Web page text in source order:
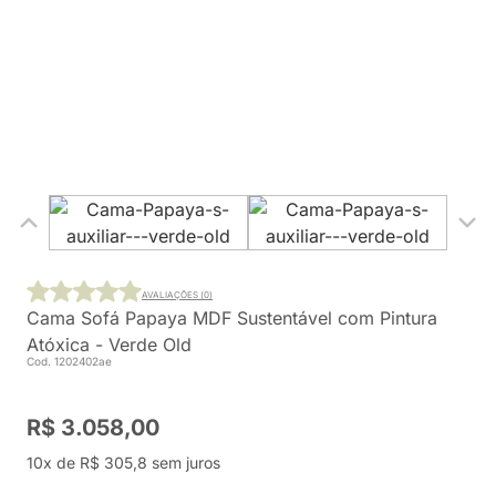
Cama Sofá Papaya MDF Sustentável com Pintura
Atóxica - Verde Old
Cod. 1202402ae
AVALIAÇÕES (0)
R$ 3.058,00
10x de R$ 305,8 sem juros